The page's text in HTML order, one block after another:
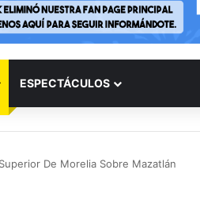
ESPECTÁCULOS
De Morelia Sobre Mazatlán